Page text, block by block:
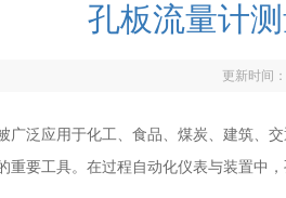
孔板流量计
更新时间
泛应用于化工、食品、煤炭、建筑、交
重要工具。在过程自动化仪表与装置中